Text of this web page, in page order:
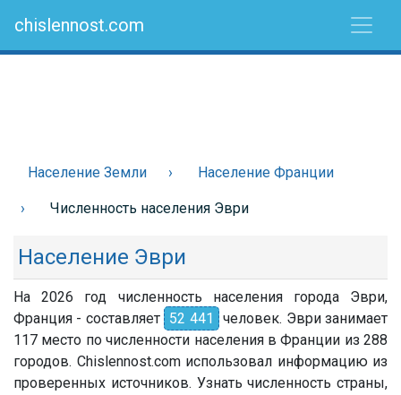
chislennost.com
Население Земли Население Франции
Численность населения Эври
Население Эври
На 2026 год численность населения города Эври,
Франция - составляет 52 441 человек. Эври занимает
117 место по численности населения в Франции из 288
городов. Chislennost.com использовал информацию из
проверенных источников. Узнать численность страны,